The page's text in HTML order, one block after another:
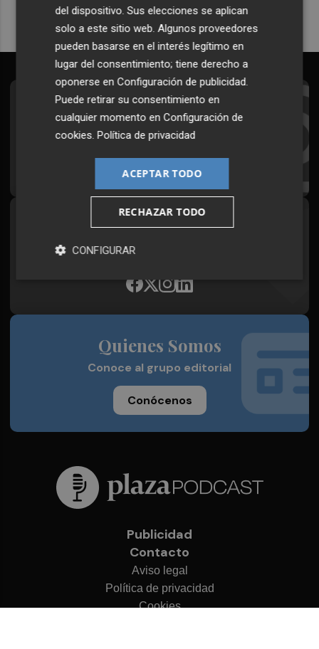
Suscríbete al Boletín
Todos los días a primera hora en tu email
Síguenos en redes
Plaza Podcast, desde cualquier medio
Quienes Somos
Conoce al grupo editorial
Conócenos
Publicidad
Contacto
Aviso legal
Política de privacidad
Cookies
del dispositivo. Sus elecciones se aplican
solo a este sitio web. Algunos proveedores
pueden basarse en el interés legítimo en
lugar del consentimiento; tiene derecho a
oponerse enConfiguración de publicidad.
Puede retirar su consentimiento en
cualquier momento enConfiguración de
cookies.Política de privacidad
ACEPTAR TODO
RECHAZAR TODO
CONFIGURAR